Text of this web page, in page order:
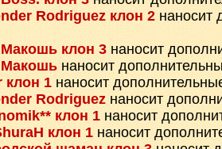
Rodriguez клон 2 наносит
Макошь клон 3 наносит
Макошь наносит
клон 1 наносит
Rodriguez наносит
клон 1 наносит
клон 1 наносит